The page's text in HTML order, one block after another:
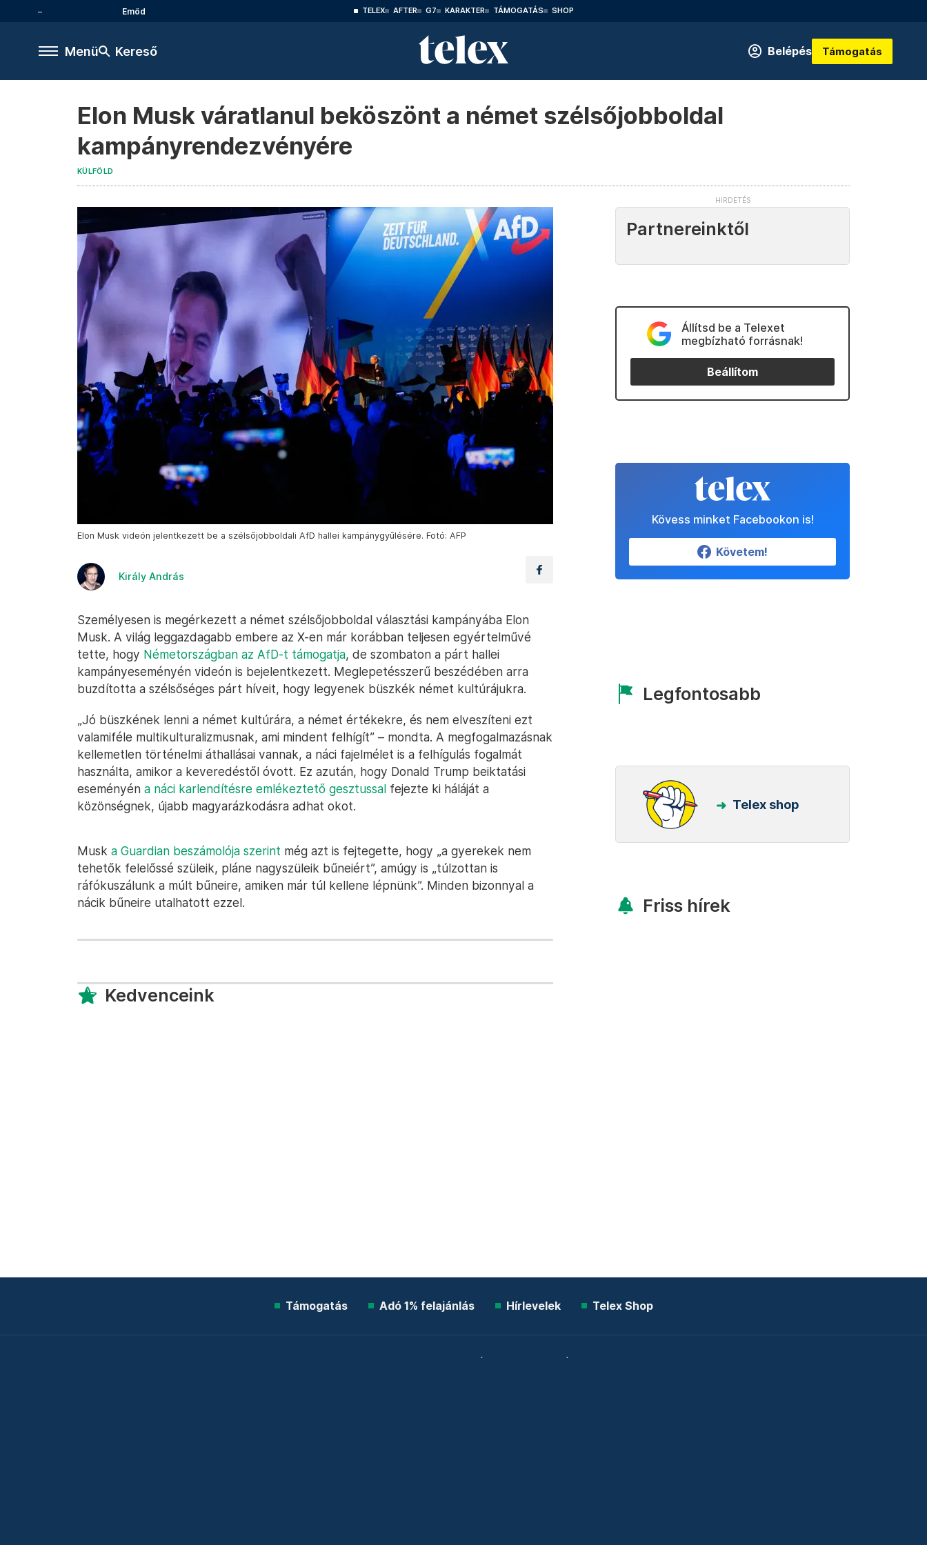
Emőd TELEX AFTER G7 KARAKTER TÁMOGATÁS SHOP
Menü Kereső Belépés Támogatás
Elon Musk váratlanul beköszönt a német szélsőjobboldal
kampányrendezvényére
KÜLFÖLD
Elon Musk videón jelentkezett be a szélsőjobboldali AfD hallei kampánygyűlésére. Fotó: AFP
Király András
Személyesen is megérkezett a német szélsőjobboldal választási kampányába Elon
Musk. A világ leggazdagabb embere az X-en már korábban teljesen egyértelművé
tette, hogy Németországban az AfD-t támogatja, de szombaton a párt hallei
kampányeseményén videón is bejelentkezett. Meglepetésszerű beszédében arra
buzdította a szélsőséges párt híveit, hogy legyenek büszkék német kultúrájukra.
„Jó büszkének lenni a német kultúrára, a német értékekre, és nem elveszíteni ezt
valamiféle multikulturalizmusnak, ami mindent felhígít” – mondta. A megfogalmazásnak
kellemetlen történelmi áthallásai vannak, a náci fajelmélet is a felhígulás fogalmát
használta, amikor a keveredéstől óvott. Ez azután, hogy Donald Trump beiktatási
eseményén a náci karlendítésre emlékeztető gesztussal fejezte ki háláját a
közönségnek, újabb magyarázkodásra adhat okot.
Musk a Guardian beszámolója szerint még azt is fejtegette, hogy „a gyerekek nem
tehetők felelőssé szüleik, pláne nagyszüleik bűneiért”, amúgy is „túlzottan is
ráfókuszálunk a múlt bűneire, amiken már túl kellene lépnünk”. Minden bizonnyal a
nácik bűneire utalhatott ezzel.
Kedvenceink
Partnereinktől
Állítsd be a Telexet
megbízható forrásnak!
Beállítom
Kövess minket Facebookon is!
Követem!
Legfontosabb
Telex shop
Friss hírek
Támogatás Adó 1% felajánlás Hírlevelek Telex Shop